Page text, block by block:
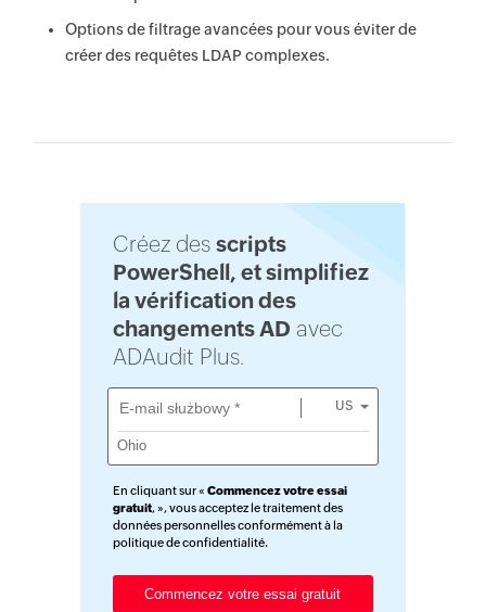
Options de filtrage avancées pour vous éviter de
créer des requêtes LDAP complexes.
Créez des scripts
PowerShell, et simplifiez
la vérification des
changements AD avec
ADAudit Plus.
US
En cliquant sur « Commencez votre essai
gratuit, », vous acceptez le traitement des
données personnelles conformément à la
politique de confidentialité.